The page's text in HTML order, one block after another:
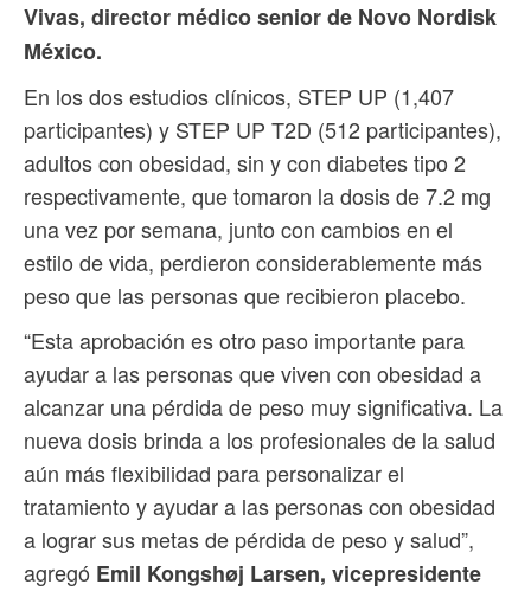
Vivas, director médico senior de Novo Nordisk
México.
En los dos estudios clínicos, STEP UP (1,407
participantes) y STEP UP T2D (512 participantes),
adultos con obesidad, sin y con diabetes tipo 2
respectivamente, que tomaron la dosis de 7.2 mg
una vez por semana, junto con cambios en el
estilo de vida, perdieron considerablemente más
peso que las personas que recibieron placebo.
“Esta aprobación es otro paso importante para
ayudar a las personas que viven con obesidad a
alcanzar una pérdida de peso muy significativa. La
nueva dosis brinda a los profesionales de la salud
aún más flexibilidad para personalizar el
tratamiento y ayudar a las personas con obesidad
a lograr sus metas de pérdida de peso y salud”,
agregó Emil Kongshøj Larsen, vicepresidente